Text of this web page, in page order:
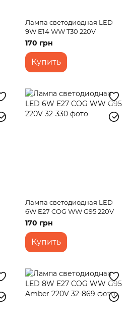
Лампа светодиодная LED
9W Е14 WW T30 220V
170 грн
Купить
Лампа светодиодная LED
6W E27 COG WW G95 220V
170 грн
Купить